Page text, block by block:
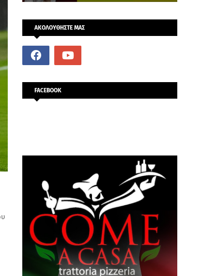
ΑΚΟΛΟΥΘΗΣΤΕ ΜΑΣ
FACEBOOK